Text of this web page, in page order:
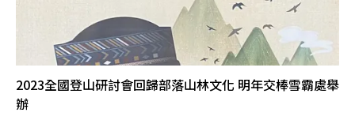
2023全國登山研討會回歸部落山林文化 明年交棒雪霸處舉
辦